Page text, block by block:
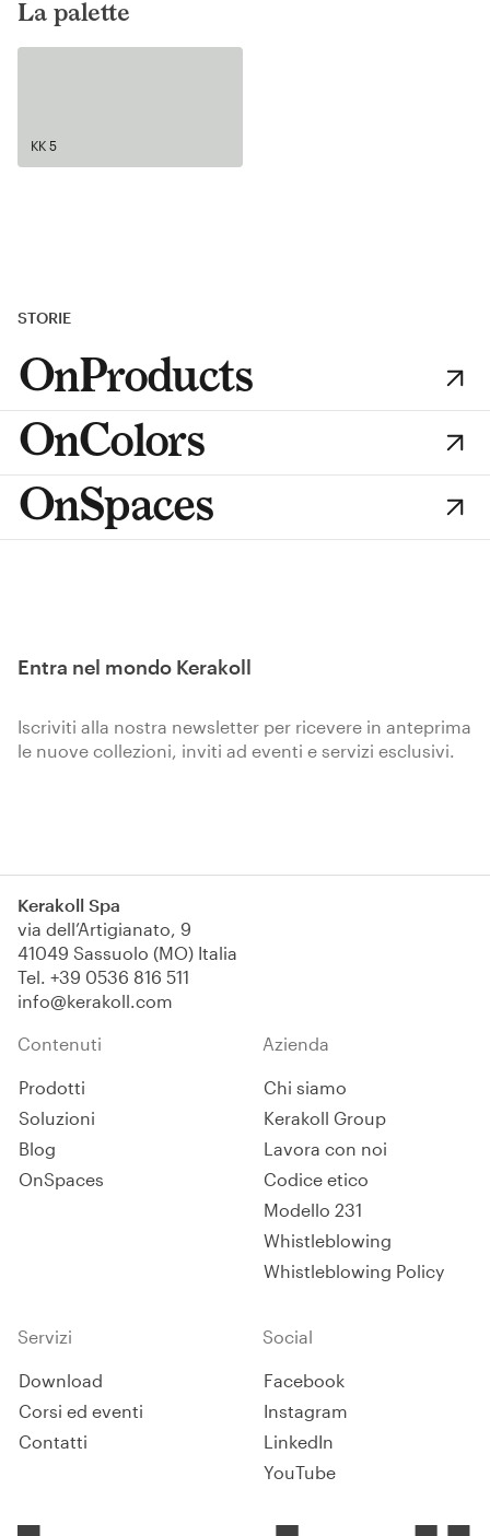
La palette
KK 5
STORIE
OnProducts
OnColors
OnSpaces
Entra nel mondo Kerakoll
Iscriviti alla nostra newsletter per ricevere in anteprima
le nuove collezioni, inviti ad eventi e servizi esclusivi.
Kerakoll Spa
via dell’Artigianato, 9
41049 Sassuolo (MO) Italia
Tel. +39 0536 816 511
info@kerakoll.com
Contenuti
Prodotti
Soluzioni
Blog
OnSpaces
Azienda
Chi siamo
Kerakoll Group
Lavora con noi
Codice etico
Modello 231
Whistleblowing
Whistleblowing Policy
Servizi
Download
Corsi ed eventi
Contatti
Social
Facebook
Instagram
LinkedIn
YouTube